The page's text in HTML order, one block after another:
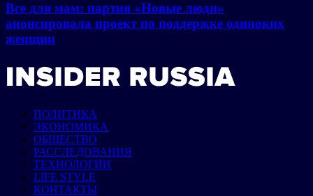
Все для мам: партия «Новые люди»
анонсировала проект по поддержке одиноких
женщин
ПОЛИТИКА
ЭКОНОМИКА
ОБЩЕСТВО
РАССЛЕДОВАНИЯ
ТЕХНОЛОГИИ
LIFE STYLE
КОНТАКТЫ